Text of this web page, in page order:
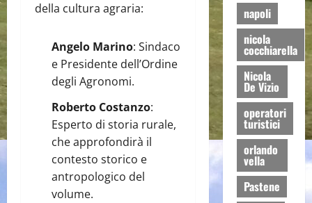
della cultura agraria:
Angelo Marino: Sindaco
e Presidente dell’Ordine
degli Agronomi.
Roberto Costanzo:
Esperto di storia rurale,
che approfondirà il
contesto storico e
antropologico del
volume.
napoli
nicola
cocchiarella
Nicola
De Vizio
operatori
turistici
orlando
vella
Pastene